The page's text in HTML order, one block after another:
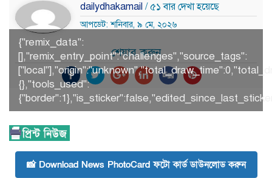
dailydhakamail / ৫১ বার দেখা হয়েছে
আপডেট: শনিবার, ৯ মে, ২০২৬
শেয়ার করুন
{"remix_data":
[],"remix_entry_point":"challenges","source_tags":
{},"tools_used":
📸 Download News PhotoCard ফটো কার্ড ডাউনলোড করুন